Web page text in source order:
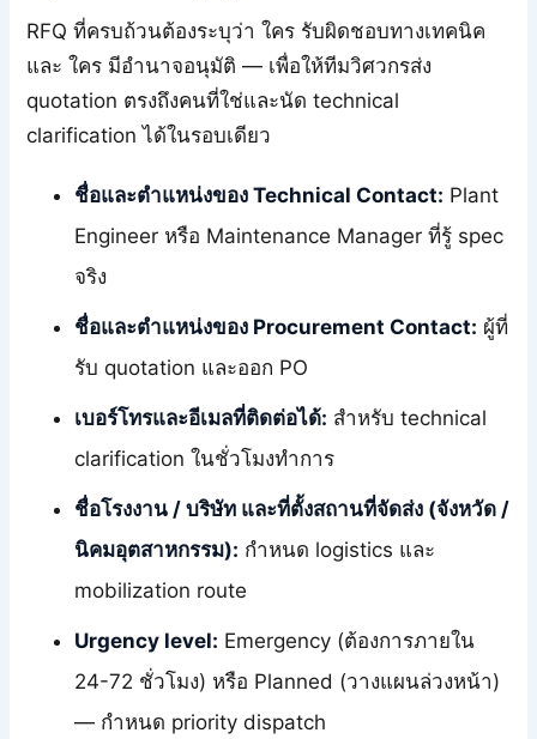
RFQ ที่ครบถ้วนต้องระบุว่า ใคร รับผิดชอบทางเทคนิค
และ ใคร มีอำนาจอนุมัติ — เพื่อให้ทีมวิศวกรส่ง
quotation ตรงถึงคนที่ใช่และนัด technical
clarification ได้ในรอบเดียว
ชื่อและตำแหน่งของ Technical Contact: Plant
Engineer หรือ Maintenance Manager ที่รู้ spec
จริง
ชื่อและตำแหน่งของ Procurement Contact: ผู้ที่
รับ quotation และออก PO
เบอร์โทรและอีเมลที่ติดต่อได้: สำหรับ technical
clarification ในชั่วโมงทำการ
ชื่อโรงงาน / บริษัท และที่ตั้งสถานที่จัดส่ง (จังหวัด /
นิคมอุตสาหกรรม): กำหนด logistics และ
mobilization route
Urgency level: Emergency (ต้องการภายใน
24-72 ชั่วโมง) หรือ Planned (วางแผนล่วงหน้า)
— กำหนด priority dispatch